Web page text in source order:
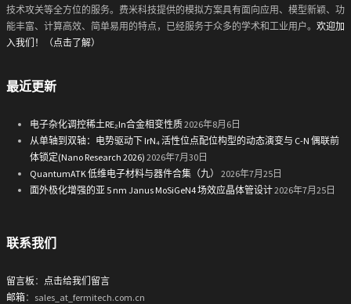
技术攻关等全方位的服务。费米科技提供的模拟方案具有面向应用、模型新颖、功
能丰富、计算高效、简单易用的特点，已经服务于众多的学术和工业用户。 欢迎加
入我们！（点击了解）
最近更新
电子杂化调控稀土RE₂In合金相变性质2026年8月6日
从单轴到双轴：电势驱动下 IrN₄ 活性位点配位构型的动态演变与 C-N 偶联前
体锁定(Nano Research 2026) 2026年7月30日
QuantumATK 低维电子材料与器件合集（九）
2026年7月25日
面外极化增强的亚 5 nm Janus MoSiGeN4 场效应晶体管设计2026年7月25日
联系我们
留言板 ： 点击给我们留言
邮箱：sales_at_fermitech.com.cn